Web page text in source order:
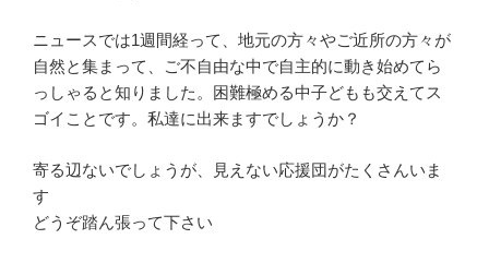
ニュースでは1週間経って、地元の方々やご近所の方々が
自然と集まって、ご不自由な中で自主的に動き始めてら
っしゃると知りました。困難極める中子どもも交えてス
ゴイことです。私達に出来ますでしょうか？
寄る辺ないでしょうが、見えない応援団がたくさんいま
す
どうぞ踏ん張って下さい